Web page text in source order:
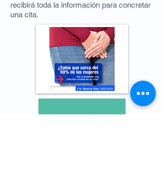
recibirá toda la información para concretar
una cita.